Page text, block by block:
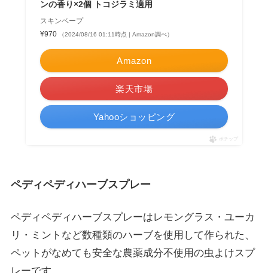
ンの香り×2個 トコジラミ適用
スキンベープ
¥970
（2024/08/16 01:11時点 | Amazon調べ）
Amazon
楽天市場
Yahooショッピング
ポチップ
ペディペディハーブスプレー
ペディペディハーブスプレーはレモングラス・ユーカ
リ・ミントなど数種類のハーブを使用して作られた、
ペットがなめても安全な農薬成分不使用の虫よけスプ